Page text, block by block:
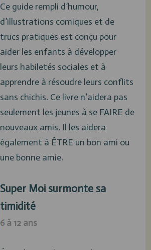
Ce guide rempli d’humour,
d’illustrations comiques et de
trucs pratiques est conçu pour
aider les enfants à développer
leurs habiletés sociales et à
apprendre à résoudre leurs conflits
sans chichis. Ce livre n’aidera pas
seulement les jeunes à se FAIRE de
nouveaux amis. Il les aidera
également à ÊTRE un bon ami ou
une bonne amie.
Super Moi surmonte sa
timidité
6 à 12 ans